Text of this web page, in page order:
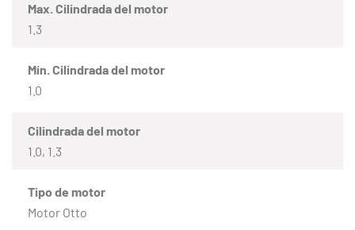
Max. Cilindrada del motor
1.3
Mín. Cilindrada del motor
1.0
Cilindrada del motor
1.0, 1.3
Tipo de motor
Motor Otto